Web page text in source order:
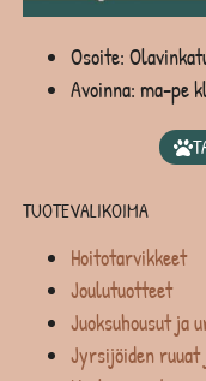
Osoite:
Avoinna: ma-pe
TUOTEVALIKOIMA
Hoitotarvikkeet
Joulutuotteet
Juoksuhousut ja
Jyrsijöiden